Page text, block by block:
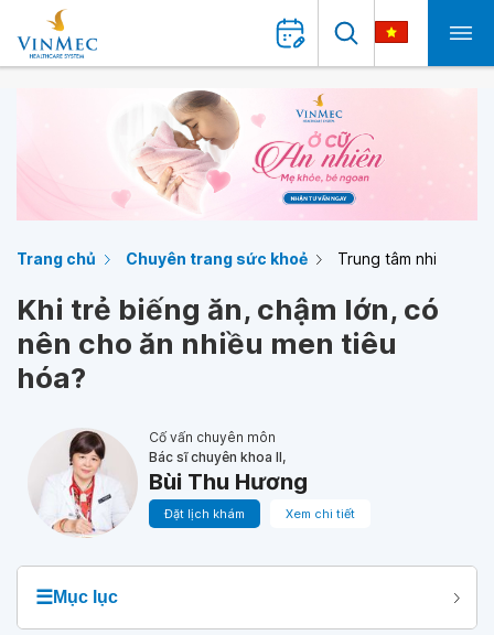
Trang chủ Chuyên trang sức khoẻ Trung tâm nhi
Khi trẻ biếng ăn, chậm lớn, có
nên cho ăn nhiều men tiêu
hóa?
Cố vấn chuyên môn
Bác sĩ chuyên khoa II,
Bùi Thu Hương
Đặt lịch khám Xem chi tiết
☰Mục lục